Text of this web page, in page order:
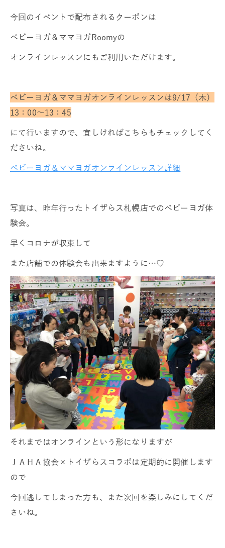
今回のイベントで配布されるクーポンは
ベビーヨガ＆ママヨガRoomyの
オンラインレッスンにもご利用いただけます。
ベビーヨガ＆ママヨガオンラインレッスンは9/17（木）
13：00～13：45
にて行いますので、宜しければこちらもチェックしてく
ださいね。
ベビーヨガ＆ママヨガオンラインレッスン詳細
写真は、昨年行ったトイザらス札幌店でのベビーヨガ体
験会。
早くコロナが収束して
また店舗での体験会も出来ますように…♡
それまではオンラインという形になりますが
ＪＡＨＡ協会×トイザらスコラボは定期的に開催します
ので
今回逃してしまった方も、また次回を楽しみにしてくだ
さいね。